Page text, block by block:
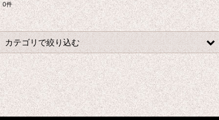
表示数:
並び順:
絞り込む
0件
カテゴリで絞り込む
あ行 コスプレ衣装 (全商品)
ウマ娘プリティーダービー
あんさんぶるスターズ